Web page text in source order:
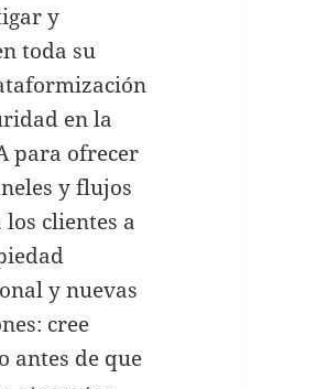
y
toda su
en la
para ofrecer
y flujos
clientes a
y nuevas
cree
antes de que